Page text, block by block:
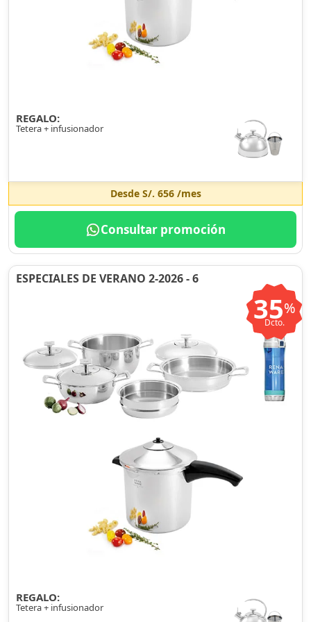
REGALO:
Tetera + infusionador
Desde S/. 656/mes
Consultar promoción
ESPECIALES DE VERANO 2-2026 - 6
35%
Dcto.
REGALO:
Tetera + infusionador